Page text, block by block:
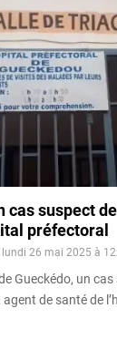
cas suspect
préfectoral
lundi 26 mai 2025 à
Gueckédo, un
de santé de